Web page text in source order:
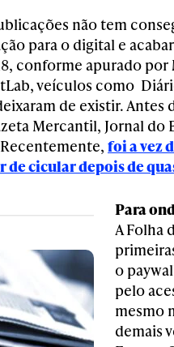
não tem
para o digital e
conforme apurado por
veículos como
de existir. Antes
Mercantil, Jornal do
foi a vez
de cicular depois de
Para
A Folha
o
pelo
mesmo
demais